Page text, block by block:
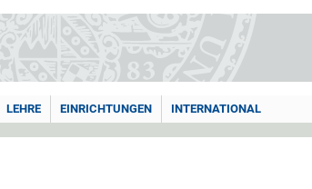
LEHRE EINRICHTUNGEN INTERNATIONAL